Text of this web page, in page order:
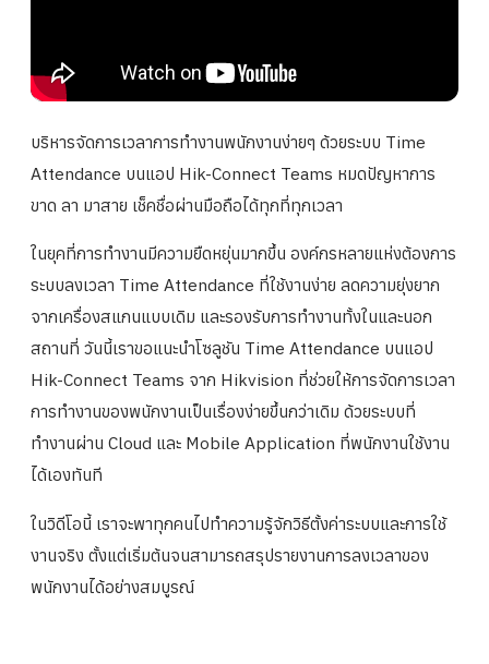
บริหารจัดการเวลาการทำงานพนักงานง่ายๆ ด้วยระบบ Time
Attendance บนแอป Hik-Connect Teams หมดปัญหาการ
ขาด ลา มาสาย เช็คชื่อผ่านมือถือได้ทุกที่ทุกเวลา
ในยุคที่การทำงานมีความยืดหยุ่นมากขึ้น องค์กรหลายแห่งต้องการ
ระบบลงเวลา Time Attendance ที่ใช้งานง่าย ลดความยุ่งยาก
จากเครื่องสแกนแบบเดิม และรองรับการทำงานทั้งในและนอก
สถานที่ วันนี้เราขอแนะนำโซลูชัน Time Attendance บนแอป
Hik-Connect Teams จาก Hikvision ที่ช่วยให้การจัดการเวลา
การทำงานของพนักงานเป็นเรื่องง่ายขึ้นกว่าเดิม ด้วยระบบที่
ทำงานผ่าน Cloud และ Mobile Application ที่พนักงานใช้งาน
ได้เองทันที
ในวิดีโอนี้ เราจะพาทุกคนไปทำความรู้จักวิธีตั้งค่าระบบและการใช้
งานจริง ตั้งแต่เริ่มต้นจนสามารถสรุปรายงานการลงเวลาของ
พนักงานได้อย่างสมบูรณ์